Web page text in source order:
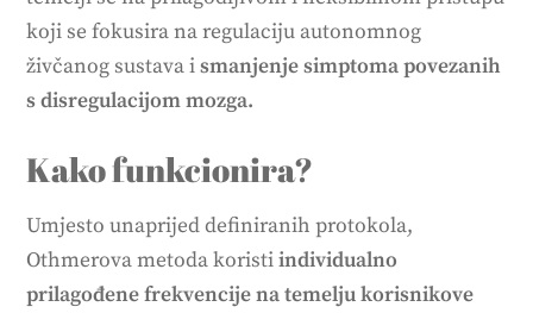
koji se fokusira na regulaciju autonomnog
živčanog sustava ismanjenje simptoma povezanih
s disregulacijom mozga.
Kako funkcionira?
Umjesto unaprijed definiranih protokola,
Othmerova metoda koristiindividualno
prilagođene frekvencije na temelju korisnikove